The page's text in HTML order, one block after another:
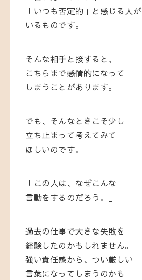
「いつも否定的」と感じる人が
いるものです。
そんな相手と接すると、
こちらまで感情的になって
しまうことがあります。
でも、そんなときこそ少し
立ち止まって考えてみて
ほしいのです。
「この人は、なぜこんな
言動をするのだろう。」
過去の仕事で大きな失敗を
経験したのかもしれません。
強い責任感から、つい厳しい
言葉になってしまうのかも